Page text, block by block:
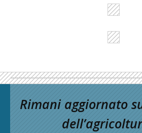
Rimani aggiornato